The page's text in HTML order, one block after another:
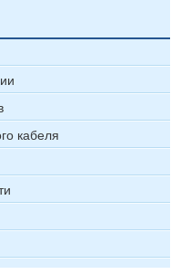
кабеля